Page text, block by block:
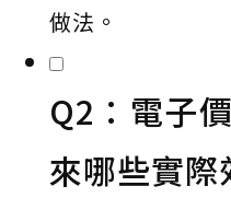
做法。
Q2：電子
來哪些實際